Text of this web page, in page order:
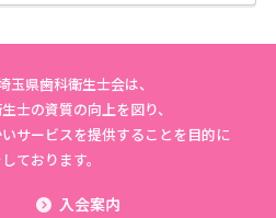
玉県歯科衛生士会は、
士の資質の向上を図り、
サービスを提供することを目的に
ております。
入会案内